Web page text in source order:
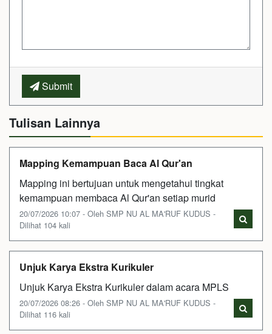
Submit
Tulisan Lainnya
Mapping Kemampuan Baca Al Qur'an
Mapping ini bertujuan untuk mengetahui tingkat
kemampuan membaca Al Qur'an setiap murid
20/07/2026 10:07 - Oleh SMP NU AL MA'RUF KUDUS -
Dilihat 104 kali
Unjuk Karya Ekstra Kurikuler
Unjuk Karya Ekstra Kurikuler dalam acara MPLS
20/07/2026 08:26 - Oleh SMP NU AL MA'RUF KUDUS -
Dilihat 116 kali